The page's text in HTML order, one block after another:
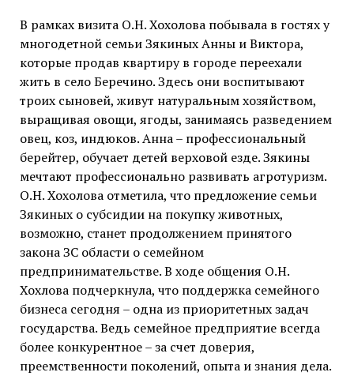
В рамках визита О.Н. Хохолова побывала в гостях у
многодетной семьи Зякиных Анны и Виктора,
которые продав квартиру в городе переехали
жить в село Беречино. Здесь они воспитывают
троих сыновей, живут натуральным хозяйством,
выращивая овощи, ягоды, занимаясь разведением
овец, коз, индюков. Анна – профессиональный
берейтер, обучает детей верховой езде. Зякины
мечтают профессионально развивать агротуризм.
О.Н. Хохолова отметила, что предложение семьи
Зякиных о субсидии на покупку животных,
возможно, станет продолжением принятого
закона ЗС области о семейном
предпринимательстве. В ходе общения О.Н.
Хохлова подчеркнула, что поддержка семейного
бизнеса сегодня – одна из приоритетных задач
государства. Ведь семейное предприятие всегда
более конкурентное – за счет доверия,
преемственности поколений, опыта и знания дела.